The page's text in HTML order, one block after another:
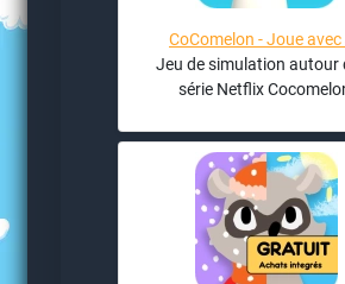
CoComelon - Joue
Jeu de simulation autour
série Netflix